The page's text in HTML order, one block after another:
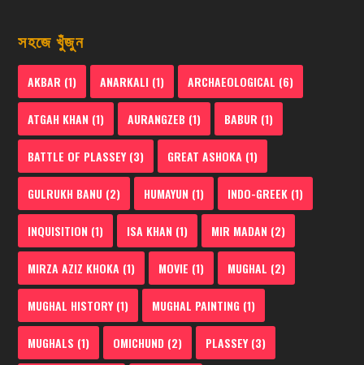
সহজে খুঁজুন
AKBAR (1) ANARKALI (1) ARCHAEOLOGICAL (6)
ATGAH KHAN (1) AURANGZEB (1) BABUR (1)
BATTLE OF PLASSEY(3) GREAT ASHOKA (1)
GULRUKH BANU (2) HUMAYUN (1) INDO-GREEK (1)
INQUISITION (1) ISA KHAN (1) MIR MADAN (2)
MIRZA AZIZ KHOKA (1) MOVIE (1) MUGHAL (2)
MUGHAL HISTORY(1) MUGHAL PAINTING (1)
MUGHALS (1) OMICHUND (2) PLASSEY(3)